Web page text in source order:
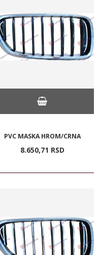
PVC MASKA HROM/CRNA
8.650,71 RSD